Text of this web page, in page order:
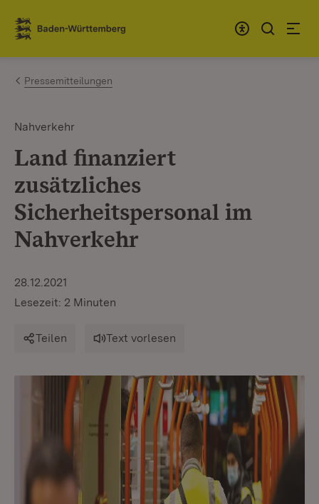
Zum Inhalt springen
Link zur Startseite
Pressemitteilungen
Nahverkehr
Land finanziert
zusätzliches
Sicherheitspersonal im
Nahverkehr
28.12.2021
Lesezeit: 2 Minuten
Teilen Text vorlesen